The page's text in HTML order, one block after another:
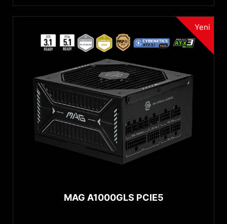
Yeni
MAG A1000GLS PCIE5